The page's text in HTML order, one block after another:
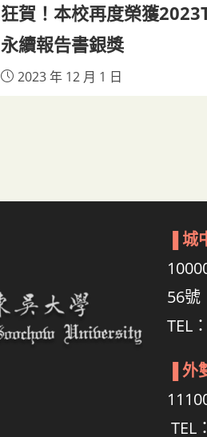
狂賀！本校再度榮獲
永續報告書銀獎
2023 年 12 月 1 日
城
56號
TEL
外
TEL